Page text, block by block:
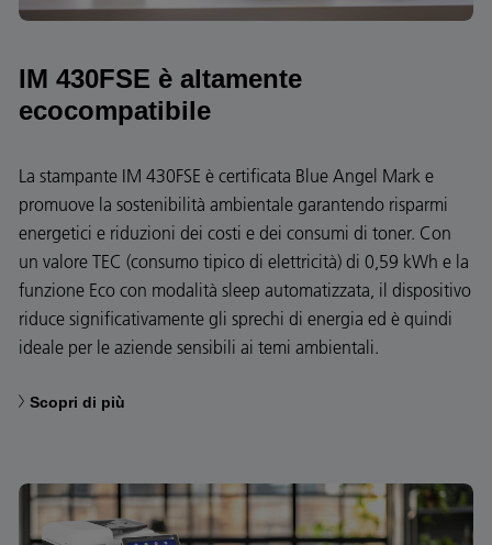
IM 430FSE è altamente
ecocompatibile
La stampante IM 430FSE è certificata Blue Angel Mark e
promuove la sostenibilità ambientale garantendo risparmi
energetici e riduzioni dei costi e dei consumi di toner. Con
un valore TEC (consumo tipico di elettricità) di 0,59 kWh e la
funzione Eco con modalità sleep automatizzata, il dispositivo
riduce significativamente gli sprechi di energia ed è quindi
ideale per le aziende sensibili ai temi ambientali.
Scopri di più